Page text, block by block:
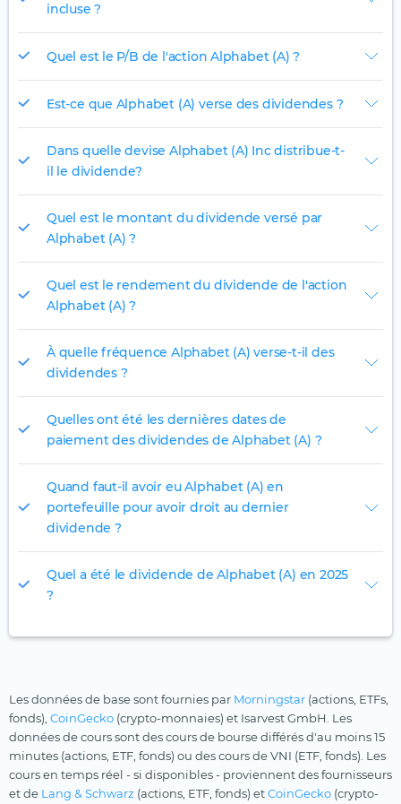
incluse ?
Quel est le P/B de l'action Alphabet (A) ?
Est-ce que Alphabet (A) verse des dividendes ?
Dans quelle devise Alphabet (A) Inc distribue-t-
il le dividende?
Quel est le montant du dividende versé par
Alphabet (A) ?
Quel est le rendement du dividende de l'action
Alphabet (A) ?
À quelle fréquence Alphabet (A) verse-t-il des
dividendes ?
Quelles ont été les dernières dates de
paiement des dividendes de Alphabet (A) ?
Quand faut-il avoir eu Alphabet (A) en
portefeuille pour avoir droit au dernier
dividende ?
Quel a été le dividende de Alphabet (A) en 2025
?
Les données de base sont fournies par Morningstar (actions, ETFs,
fonds), CoinGecko (crypto-monnaies) et Isarvest GmbH. Les
données de cours sont des cours de bourse différés d'au moins 15
minutes (actions, ETF, fonds) ou des cours de VNI (ETF, fonds). Les
cours en temps réel - si disponibles - proviennent des fournisseurs
et de Lang & Schwarz (actions, ETF, fonds) etCoinGecko (crypto-